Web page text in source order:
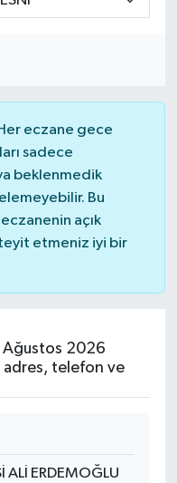
eczane gece
sadece
beklenmedik
Bu
açık
etmeniz iyi bir
Ağustos 2026
adres, telefon ve
ALİ ERDEMOĞLU